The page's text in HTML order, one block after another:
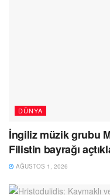
DÜNYA
İngiliz müzik grubu
Filistin bayrağı
AĞUSTOS 1, 2026